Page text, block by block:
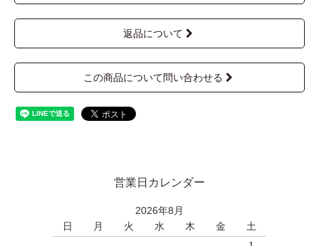
返品について
この商品について問い合わせる
営業日カレンダー
2026年8月
日
月 火 水 木 金
土